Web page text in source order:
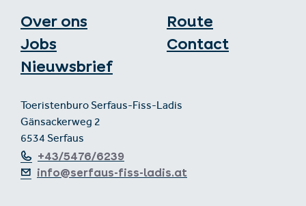
Over ons
Jobs
Nieuwsbrief
Route
Contact
Toeristenburo Serfaus-Fiss-Ladis
Gänsackerweg 2
6534 Serfaus
+43/5476/6239
info@serfaus-fiss-ladis.at